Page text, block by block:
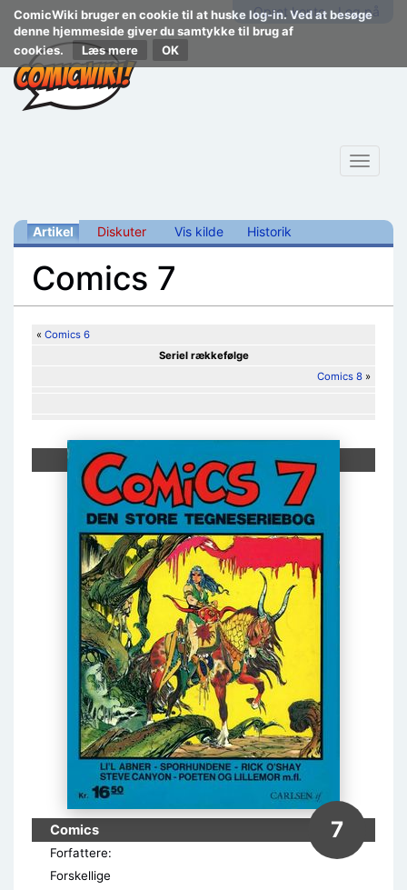
ComicWiki bruger en cookie til at huske log-in. Ved at besøge
denne hjemmeside giver du samtykke til brug af
cookies.
Læs mere
Opret konto Log på
Toggle
Artikel Diskuter Vis kilde Historik
Comics 7
« Comics 6
Seriel rækkefølge
Comics 8 »
Comics 7
Forfattere:
Forskellige